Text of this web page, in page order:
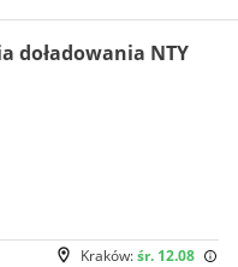
doładowania NTY
Kraków:śr. 12.08